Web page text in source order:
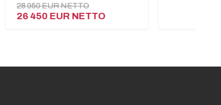
EUR NETTO
EUR NETTO